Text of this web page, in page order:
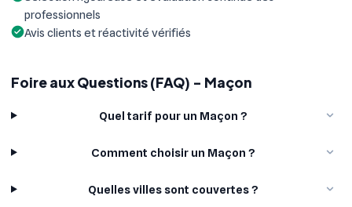
professionnels
Avis clients et réactivité vérifiés
Foire aux Questions (FAQ) - Maçon
Quel tarif pour un Maçon ?
Comment choisir un Maçon ?
Quelles villes sont couvertes ?